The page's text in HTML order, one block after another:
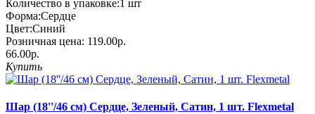
Количество в упаковке:1 шт
Форма:Сердце
Цвет:Синий
Розничная цена: 119.00р.
66.00р.
Купить
Шар (18''/46 см) Сердце, Зеленый, Сатин, 1 шт. Flexmetal